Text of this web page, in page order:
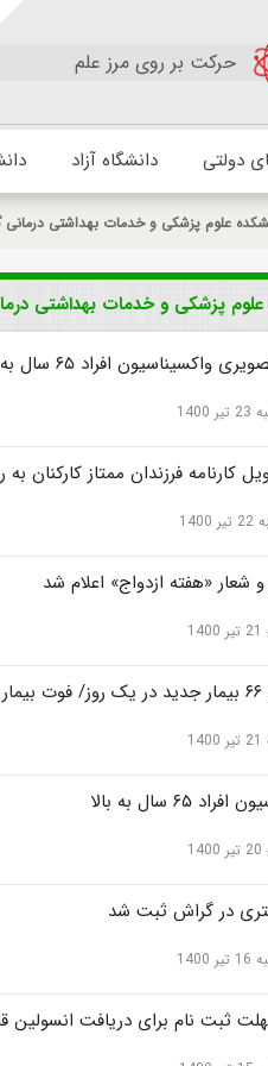
حرکت بر روی مرز علم
دولتی دانشگاه آزاد
علوم پزشکی و خدمات بهداشتی درمانی
علوم پزشکی و خدمات بهداشتی
افراد ۶۵ سال به بالا در گراش
کارنامه فرزندان ممتاز کارکنان
شعار «هفته ازدواج» اعلام شد
۶۵ سال به بالا
در گراش ثبت شد
ثبت نام برای دریافت انسولین